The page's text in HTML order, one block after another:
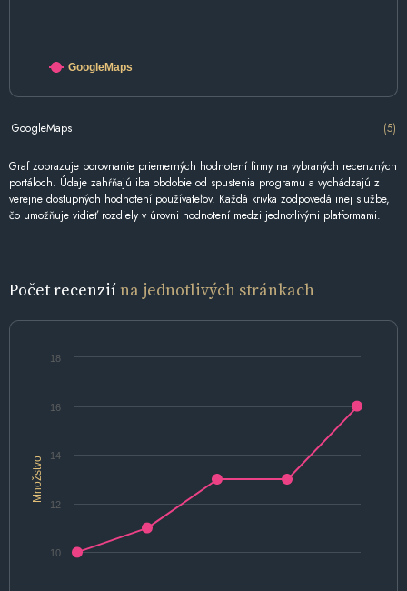
GoogleMaps
GoogleMaps (5)
Graf zobrazuje porovnanie priemerných hodnotení firmy na vybraných recenzných
portáloch. Údaje zahŕňajú iba obdobie od spustenia programu a vychádzajú z
verejne dostupných hodnotení používateľov. Každá krivka zodpovedá inej službe,
čo umožňuje vidieť rozdiely v úrovni hodnotení medzi jednotlivými platformami.
Počet recenziína jednotlivých stránkach
Množstvo
10
12
14
16
18